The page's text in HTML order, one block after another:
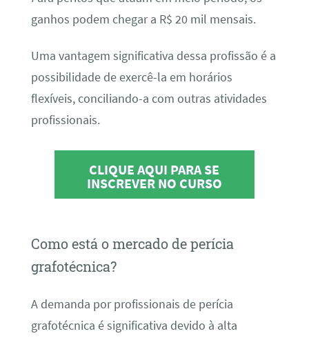
ganhos podem chegar a R$ 20 mil mensais.
Uma vantagem significativa dessa profissão é a
possibilidade de exercê-la em horários
flexíveis, conciliando-a com outras atividades
profissionais.
CLIQUE AQUI PARA SE
INSCREVER NO CURSO
Como está o mercado de perícia
grafotécnica?
A demanda por profissionais de perícia
grafotécnica é significativa devido à alta